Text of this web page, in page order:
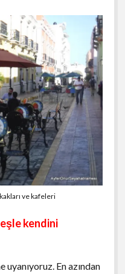
ve kafeleri
kendini
uyanıyoruz. En azından